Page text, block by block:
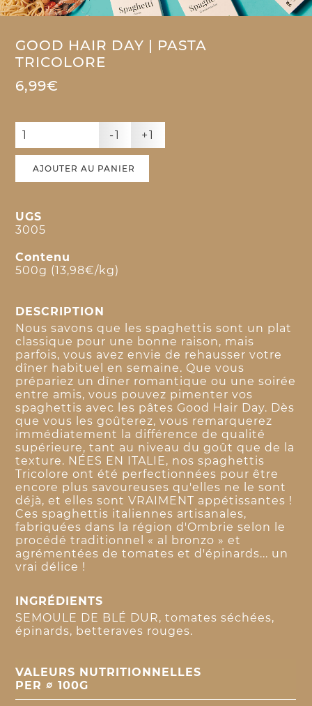
GOOD HAIR DAY | PASTA
TRICOLORE
6,99€
-1 +1
AJOUTER AU PANIER
UGS
3005
Contenu
500g (13,98€/kg)
DESCRIPTION
Nous savons que les spaghettis sont un plat
classique pour une bonne raison, mais
parfois, vous avez envie de rehausser votre
dîner habituel en semaine. Que vous
prépariez un dîner romantique ou une soirée
entre amis, vous pouvez pimenter vos
spaghettis avec les pâtes Good Hair Day. Dès
que vous les goûterez, vous remarquerez
immédiatement la différence de qualité
supérieure, tant au niveau du goût que de la
texture. NÉES EN ITALIE, nos spaghettis
Tricolore ont été perfectionnées pour être
encore plus savoureuses qu'elles ne le sont
déjà, et elles sont VRAIMENT appétissantes !
Ces spaghettis italiennes artisanales,
fabriquées dans la région d'Ombrie selon le
procédé traditionnel « al bronzo » et
agrémentées de tomates et d'épinards... un
vrai délice !
INGRÉDIENTS
SEMOULE DE BLÉ DUR, tomates séchées,
épinards, betteraves rouges.
VALEURS NUTRITIONNELLES
PER ∅ 100G